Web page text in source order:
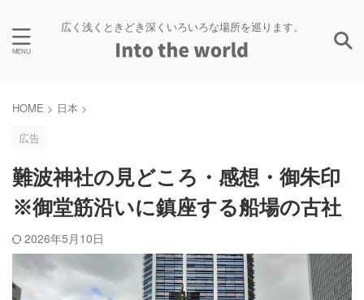
広く浅くときどき深くいろいろな場所を巡ります。
HOME > 日本 >
広告
難波神社の見どころ・感想・御朱印
※御堂筋沿いに鎮座する船場の古社
2026年5月10日